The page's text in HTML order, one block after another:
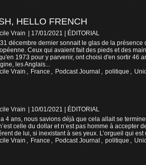
HELLO FRENCH
Vrain | 17/01/2021
ÉDITORIAL
décembre dernier sonnait le glas de la présence
Ceux qui avaient fait des pieds et des
1973 pour y parvenir, ont choisi d'en sortir 46
les Anglais...
Vrain , France , Podcast Journal , politique ,
Vrain | 10/01/2021
ÉDITORIAL
a 4 ans, nous savions déjà que cela allait se
celle du dollar et n’est pas homme à accepter
de lui, si inexistant à ses yeux. L’orgueil qui
Vrain , France , Podcast Journal , politique ,